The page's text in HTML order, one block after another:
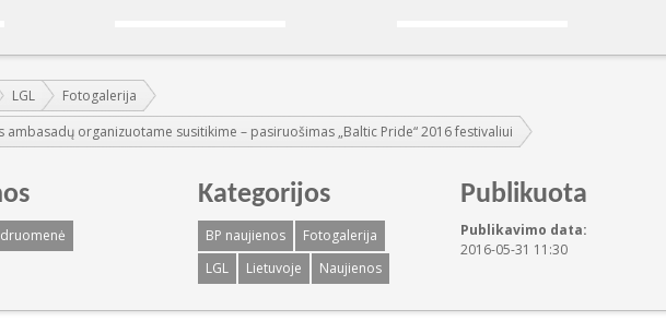
LGL
Fotogalerija
organizuotame susitikime – pasiruošimas „Baltic Pride“ 2016 festivaliui
Kategorijos
BP naujienos
Fotogalerija
LGL
Lietuvoje Naujienos
Publikuota
Publikavimo data:
2016-05-31 11:30